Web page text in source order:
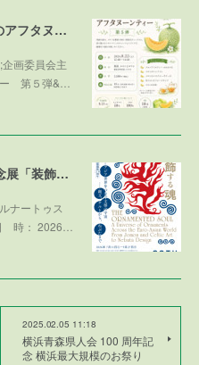
企画委員会主催「メロンづくしのアフタヌーンティー 第５弾 ～メロンで残暑を乗り切ろう～」参加者募集！
画委員会主
第５弾&…
青森県立美術館の開館20周年記念展「装飾する魂」との学術協力プログラム
ナートゥス
時： 2026…
2025.02.05 11:18
横浜青森県人会 100 周年記
念 横浜最大規模のお祭り